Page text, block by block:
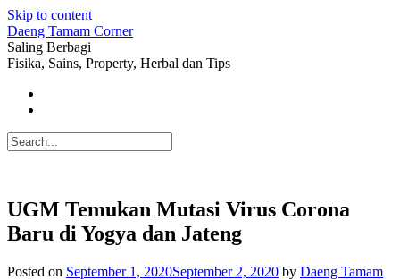
Skip to content
Daeng Tamam Corner
Saling Berbagi
Fisika, Sains, Property, Herbal dan Tips
UGM Temukan Mutasi Virus Corona
Baru di Yogya dan Jateng
Posted on September 1, 2020September 2, 2020 by Daeng Tamam